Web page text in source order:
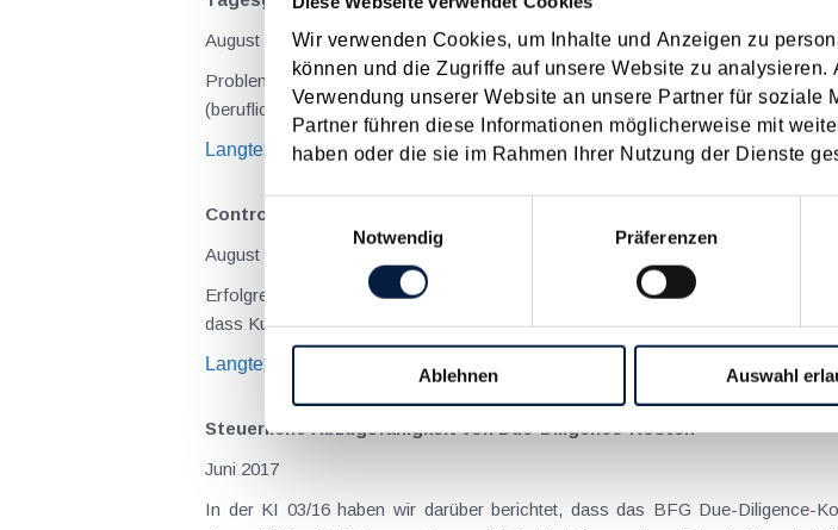
Wir verwenden Cookies, um Inhalte und Anzeigen zu
können und die Zugriffe auf unsere Website zu
Verwendung unserer Website an unsere Partner für soziale
Partner führen diese Informationen möglicherweise mit
haben oder die sie im Rahmen Ihrer Nutzung der Dienste
Einwilligungsauswahl
Notwendig
Präferenzen
Ablehnen Auswahl
August 2026
Problemstellung und rechtlicher Hintergrund Tagesgelder sollen Verpflegungsmehraufwendungen ausgleichen, welche im Zuge von Dienstreisen
(beruflich bedingten Reisen) durch die Unkenntnis über die lokale Gastronomie
Langtext
empfehlen drucken
Controlling leistet einen wertvollen Beitrag zum Kundenmanagement
August 2017
Erfolgreiches Kundenmanagement ist nicht nur eine abteilungsübergreifende
Langtext
drucken
Steuerliche Abzugsfähigkeit von Due-Diligence-Kosten
Juni 2017
In der KI 03/16 haben wir darüber berichtet, dass das BFG Due-Diligence-Kosten , die vor dem Kauf einer Beteiligung angefallen sind, als sofort